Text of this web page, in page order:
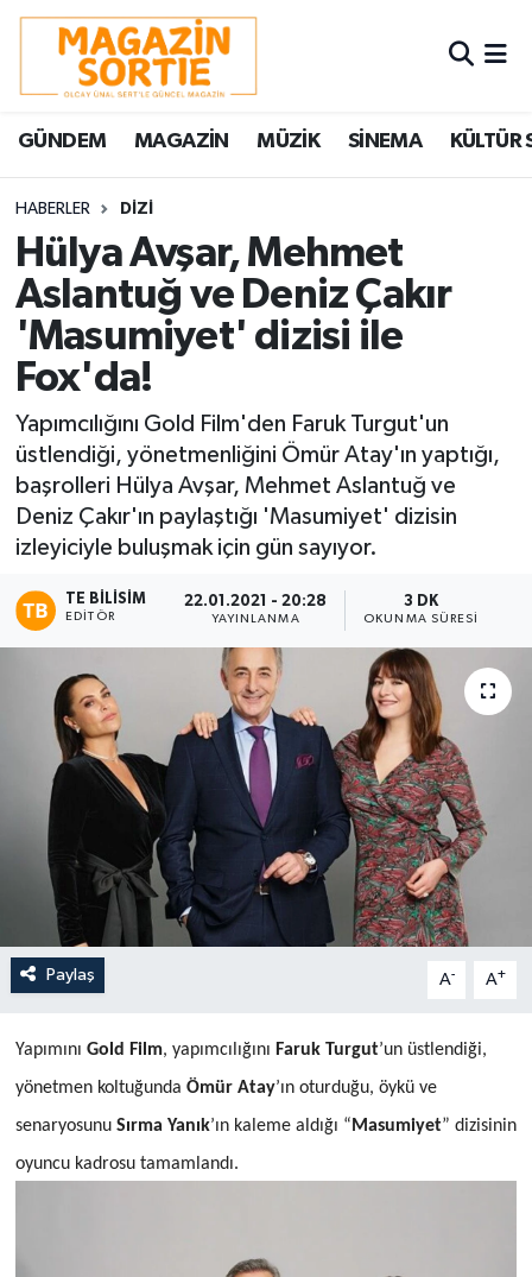
GÜNDEM MAGAZİN MÜZİK SİNEMA KÜLTÜR
HABERLER DİZİ
Hülya Avşar, Mehmet
Aslantuğ ve Deniz Çakır
'Masumiyet' dizisi ile
Fox'da!
Yapımcılığını Gold Film'den Faruk Turgut'un
üstlendiği, yönetmenliğini Ömür Atay'ın yaptığı,
başrolleri Hülya Avşar, Mehmet Aslantuğ ve
Deniz Çakır'ın paylaştığı 'Masumiyet' dizisin
izleyiciyle buluşmak için gün sayıyor.
TE BILISIM
EDITÖR
22.01.2021 - 20:28
YAYINLANMA
3 DK
OKUNMA SÜRESI
Paylaş A- A+
Yapımını Gold Film, yapımcılığını Faruk Turgut’un üstlendiği,
yönetmen koltuğunda Ömür Atay’ın oturduğu, öykü ve
senaryosunu Sırma Yanık’ın kaleme aldığı “ Masumiyet” dizisinin
oyuncu kadrosu tamamlandı.
Nöbetçi Eczaneler
Hava Durumu
Trafik Durumu
Süper Lig Puan Durumu ve Fikstür
Tüm Manşetler
Son Dakika Haberleri
Haber Arşivi